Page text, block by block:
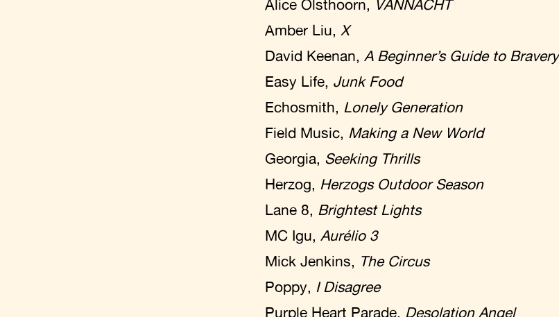
Alice Olsthoorn,
VANNACHT
Amber Liu, X
David Keenan, A Beginner’s Guide to Bravery
Easy Life, Junk Food
Echosmith, Lonely Generation
Field Music, Making a New World
Georgia, Seeking Thrills
Herzog, Herzogs Outdoor Season
Lane 8, Brightest Lights
MC Igu, Aurélio 3
Mick Jenkins,
The Circus
Poppy, I Disagree
Purple Heart Parade, Desolation Angel